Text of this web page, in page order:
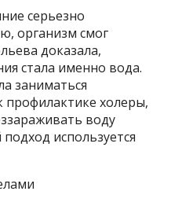
серьезно
организм смог
доказала,
стала именно вода.
заниматься
профилактике холеры,
воду
используется